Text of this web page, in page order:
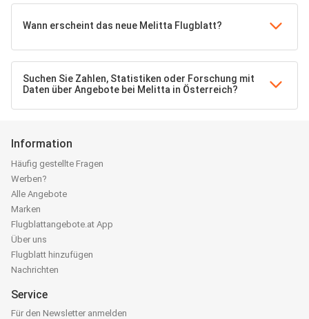
Wann erscheint das neue Melitta Flugblatt?
Suchen Sie Zahlen, Statistiken oder Forschung mit
Daten über Angebote bei Melitta in Österreich?
Information
Häufig gestellte Fragen
Werben?
Alle Angebote
Marken
Flugblattangebote.at App
Über uns
Flugblatt hinzufügen
Nachrichten
Service
Für den Newsletter anmelden